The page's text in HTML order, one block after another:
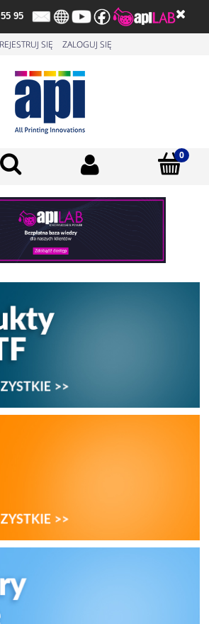
55 95
SIĘ ZALOGUJ SIĘ